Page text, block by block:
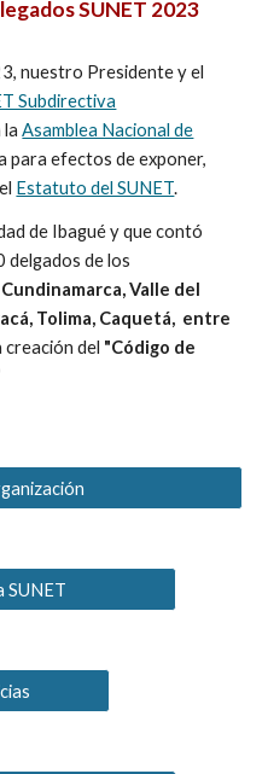
SUNET 2023
nuestro Presidente y el
Subdirectiva
laAsamblea Nacional de
para efectos de exponer,
Estatuto del SUNET.
de Ibagué y que contó
delgados de los
Valle del
Tolima, Caquetá, entre
creación del "Código de
SUNET